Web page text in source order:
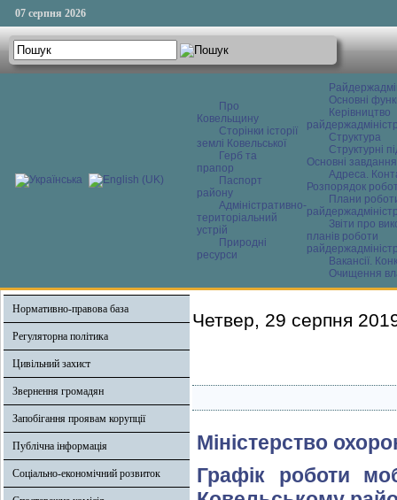
07 серпня 2026
Про
Ковельщину
Сторінки історії
землі Ковельської
Герб та
прапор
Паспорт
району
Адміністративно-
територіальний
устрій
Природні
ресурси
Основні
Керівництво
Структура
Структурні
Основні завдання
Адреса.
Розпорядок
Плани
Звіти про
планів роботи
Вакансії.
Очищення
Нормативно-правова база
Регуляторна політика
Цивільний захист
Звернення громадян
Запобігання проявам корупції
Публічна інформація
Соціально-економічний розвиток
Четвер, 29 серпня
Міністерство
Графік роботи